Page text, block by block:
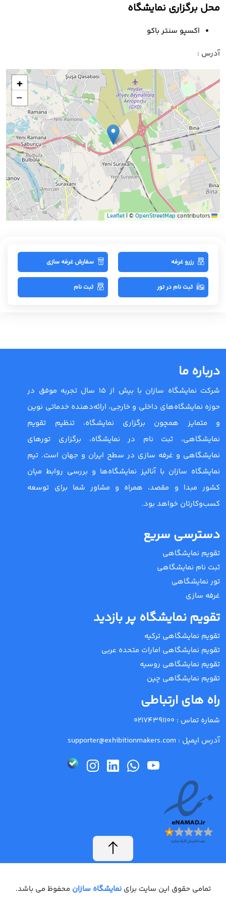
محل برگزاری نمایشگاه
اکسپو سنتر باکو
آدرس :
+
−
| © OpenStreetMap contributors
رزرو غرفه سفارش غرفه سازی
ثبت نام در تور ثبت نام
درباره ما
شرکت نمایشگاه سازان با بیش از 15 سال تجربه موفق در
حوزه نمایشگاه‌های داخلی و خارجی، ارائه‌دهنده خدماتی نوین
و متمایز همچون برگزاری نمایشگاه، تنظیم تقویم
نمایشگاهی، ثبت نام در نمایشگاه، برگزاری تورهای
نمایشگاهی و غرفه سازی در سطح ایران و جهان است. تیم
نمایشگاه سازان با آنالیز نمایشگاه‌ها و بررسی روابط میان
کشور مبدا و مقصد، همراه و مشاور شما برای توسعه
کسب‌وکارتان خواهد بود.
دسترسی سریع
تقویم نمایشگاهی
ثبت نام نمایشگاهی
تور نمایشگاهی
غرفه سازی
تقویم نمایشگاه پر بازدید
تقویم نمایشگاهی ترکیه
تقویم نمایشگاهی امارات متحده عربی
تقویم نمایشگاهی روسیه
تقویم نمایشگاهی چین
راه های ارتباطی
شماره تماس : 02174391100
آدرس ایمیل : supporter@exhibitionmakers.com
تمامی حقوق این سایت براینمایشگاه سازان محفوظ می باشد.